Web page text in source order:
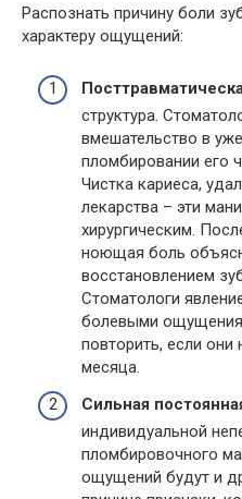
Распознать причину боли
характеру ощущений:
структура.
вмешательство в
пломбировании его
Чистка кариеса,
лекарства – эти
хирургическим.
ноющая боль
восстановлением
Стоматологи
болевыми
повторить, если они
месяца.
Сильная
индивидуальной
пломбировочного
ощущений будут и